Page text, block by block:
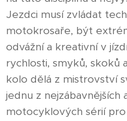
Jezdci musí zvládat
motokrosaře, být
odvážní a kreativní v
rychlosti, smyků, skoků
kolo dělá z mistrovství
jednu z nejzábavnějších
motocyklových sérií